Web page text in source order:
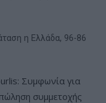
η Ελλάδα, 96-86